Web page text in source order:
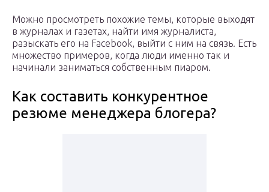
Можно просмотреть похожие темы, которые выходят
в журналах и газетах, найти имя журналиста,
разыскать его на Facebook, выйти с ним на связь. Есть
множество примеров, когда люди именно так и
начинали заниматься собственным пиаром.
Как составить конкурентное
резюме менеджера блогера?